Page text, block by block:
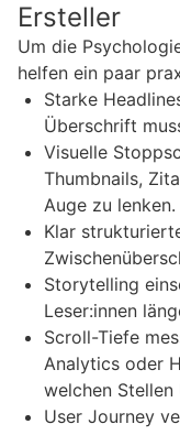
Ersteller
Um die
helfen ein paar
Starke
Überschrift
Visuelle
Thumbnails,
Auge zu lenken.
Klar
Storytelling
Leser:innen
Scroll-Tiefe
Analytics oder
welchen Stellen
User Journey